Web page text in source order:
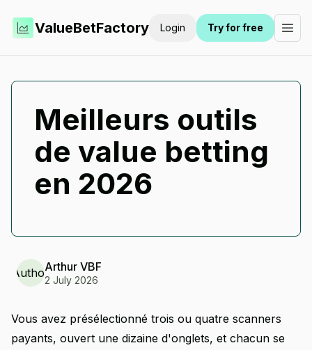
ValueBetFactory Login Try for free
Meilleurs outils
de value betting
en 2026
AuthorArthur VBF
2 July 2026
Vous avez présélectionné trois ou quatre scanners
payants, ouvert une dizaine d'onglets, et chacun se